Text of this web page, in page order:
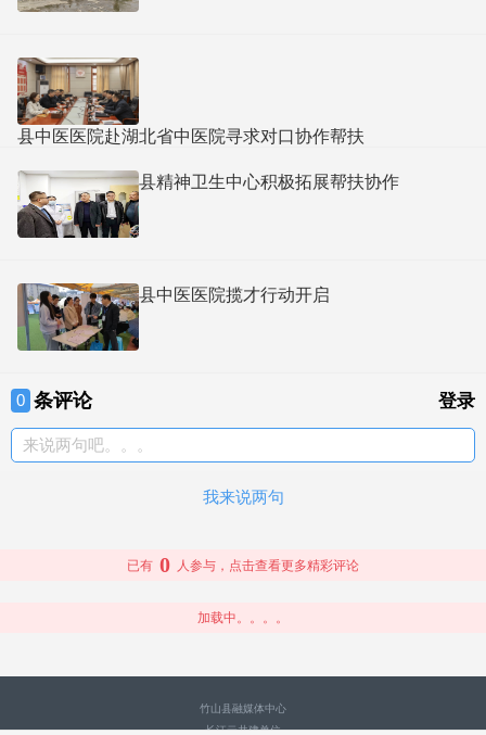
县中医医院赴湖北省中医院寻求对口协作帮扶
县精神卫生中心积极拓展帮扶协作
县中医医院揽才行动开启
0 条评论 登录
来说两句吧。。。
我来说两句
已有 0 人参与，点击查看更多精彩评论
加载中。。。。
竹山县融媒体中心
长江云共建单位